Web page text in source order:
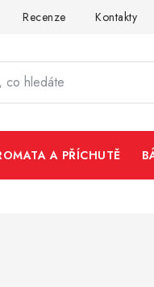
Recenze Kontakty
A PŘÍCHUTĚ